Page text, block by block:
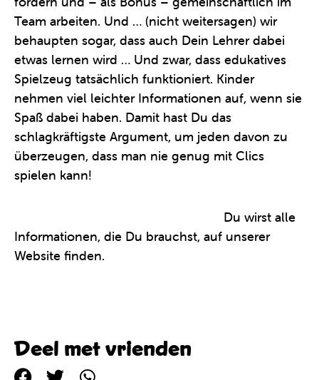
Team arbeiten. Und … (nicht weitersagen) wir
behaupten sogar, dass auch Dein Lehrer dabei
etwas lernen wird … Und zwar, dass edukatives
Spielzeug tatsächlich funktioniert. Kinder
nehmen viel leichter Informationen auf, wenn sie
Spaß dabei haben. Damit hast Du das
schlagkräftigste Argument, um jeden davon zu
überzeugen, dass man nie genug mit Clics
spielen kann!
Du wirst alle
Informationen, die Du brauchst, auf unserer
Website finden.
Deel met vrienden